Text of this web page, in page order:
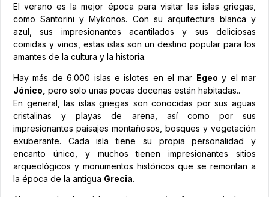
El verano es la mejor época para visitar las islas griegas,
como Santorini y Mykonos. Con su arquitectura blanca y
azul, sus impresionantes acantilados y sus deliciosas
comidas y vinos, estas islas son un destino popular para los
amantes de la cultura y la historia.
Hay más de 6.000 islas e islotes en el mar Egeo y el mar
Jónico, pero solo unas pocas docenas están habitadas..
En general, las islas griegas son conocidas por sus aguas
cristalinas y playas de arena, así como por sus
impresionantes paisajes montañosos, bosques y vegetación
exuberante. Cada isla tiene su propia personalidad y
encanto único, y muchos tienen impresionantes sitios
arqueológicos y monumentos históricos que se remontan a
la época de la antigua Grecia.